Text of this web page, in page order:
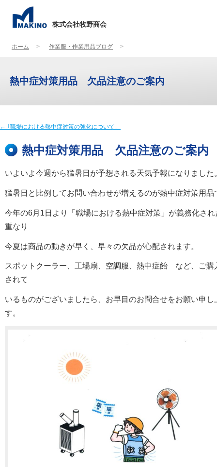
株式会社牧野商会
ホーム 作業服・作業用品ブログ
熱中症対策用品 欠品注意のご案内
← ｢職場における熱中症対策の強化について」
熱中症対策用品 欠品注意のご案内
いよいよ今週から猛暑日が予想される天気予報になりました
猛暑日と比例してお問い合わせが増えるのが熱中症対策用品
今年の6月1日より「職場における熱中症対策」が義務化され
重なり
今夏は商品の動きが早く、早々の欠品が心配されます。
スポットクーラー、工場扇、空調服、熱中症飴 など、ご購
されて
いるものがございましたら、お早目のお問合せをお願い申し
す。